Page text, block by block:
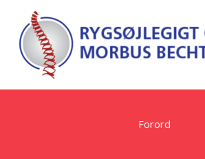
indholdet
Forord